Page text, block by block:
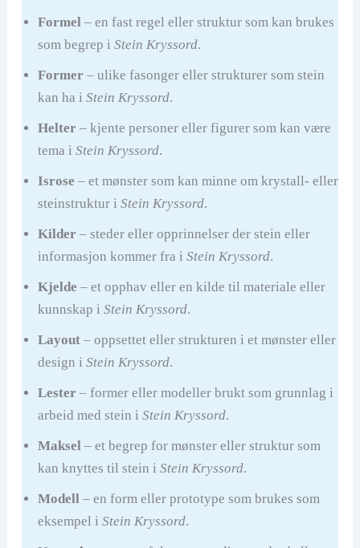
Formel– en fast regel eller struktur som kan brukes
som begrep i Stein Kryssord.
Former – ulike fasonger eller strukturer som stein
kan ha i Stein Kryssord.
Helter – kjente personer eller figurer som kan være
tema i Stein Kryssord.
Isrose – et mønster som kan minne om krystall- eller
steinstruktur i Stein Kryssord.
Kilder – steder eller opprinnelser der stein eller
informasjon kommer fra i Stein Kryssord.
Kjelde – et opphav eller en kilde til materiale eller
kunnskap i Stein Kryssord.
Layout– oppsettet eller strukturen i et mønster eller
design i Stein Kryssord.
Lester – former eller modeller brukt som grunnlag i
arbeid med stein i Stein Kryssord.
Maksel– et begrep for mønster eller struktur som
kan knyttes til stein i Stein Kryssord.
Modell– en form eller prototype som brukes som
eksempel i Stein Kryssord.